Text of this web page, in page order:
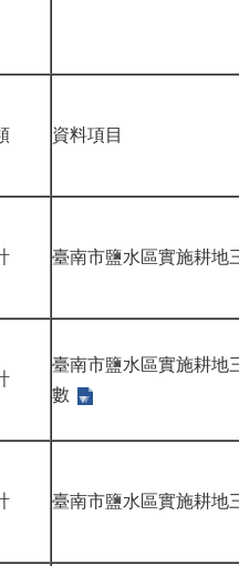
資料項目
臺南市鹽水區實施耕地
臺南市鹽水區實施耕地
數
臺南市鹽水區實施耕地